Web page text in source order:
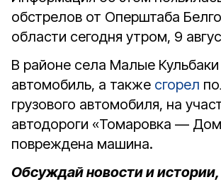
обстрелов от Оперштаба
области сегодня утром, 9
В районе села Малые
автомобиль, а также сгорел
грузового автомобиля, на
автодороги «Томаровка —
повреждена машина.
Обсуждай новости и